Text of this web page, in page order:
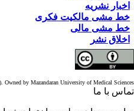
نشریه
مشی مالکیت فکری
مشی مالی
نشر
Owned by Mazandaran University of Medical
با ما